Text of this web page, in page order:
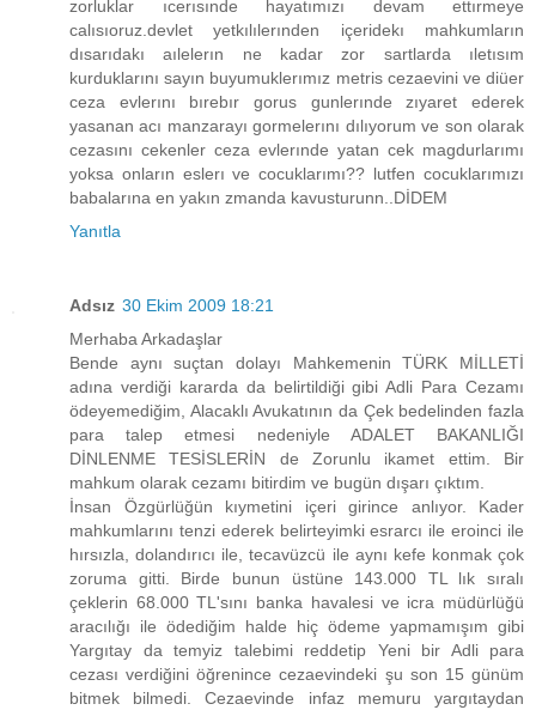
zorluklar ıcerısınde hayatımızı devam ettırmeye
calısıoruz.devlet yetkılılerınden içeridekı mahkumların
dısarıdakı aılelerın ne kadar zor sartlarda ıletısım
kurduklarını sayın buyumuklerımız metris cezaevini ve diüer
ceza evlerını bırebır gorus gunlerınde zıyaret ederek
yasanan acı manzarayı gormelerını dılıyorum ve son olarak
cezasını cekenler ceza evlerınde yatan cek magdurlarımı
yoksa onların eslerı ve cocuklarımı?? lutfen cocuklarımızı
babalarına en yakın zmanda kavusturunn..DİDEM
Yanıtla
Adsız 30 Ekim 2009 18:21
Merhaba Arkadaşlar
Bende aynı suçtan dolayı Mahkemenin TÜRK MİLLETİ
adına verdiği kararda da belirtildiği gibi Adli Para Cezamı
ödeyemediğim, Alacaklı Avukatının da Çek bedelinden fazla
para talep etmesi nedeniyle ADALET BAKANLIĞI
DİNLENME TESİSLERİN de Zorunlu ikamet ettim. Bir
mahkum olarak cezamı bitirdim ve bugün dışarı çıktım.
İnsan Özgürlüğün kıymetini içeri girince anlıyor. Kader
mahkumlarını tenzi ederek belirteyimki esrarcı ile eroinci ile
hırsızla, dolandırıcı ile, tecavüzcü ile aynı kefe konmak çok
zoruma gitti. Birde bunun üstüne 143.000 TL lık sıralı
çeklerin 68.000 TL'sını banka havalesi ve icra müdürlüğü
aracılığı ile ödediğim halde hiç ödeme yapmamışım gibi
Yargıtay da temyiz talebimi reddetip Yeni bir Adli para
cezası verdiğini öğrenince cezaevindeki şu son 15 günüm
bitmek bilmedi. Cezaevinde infaz memuru yargıtaydan